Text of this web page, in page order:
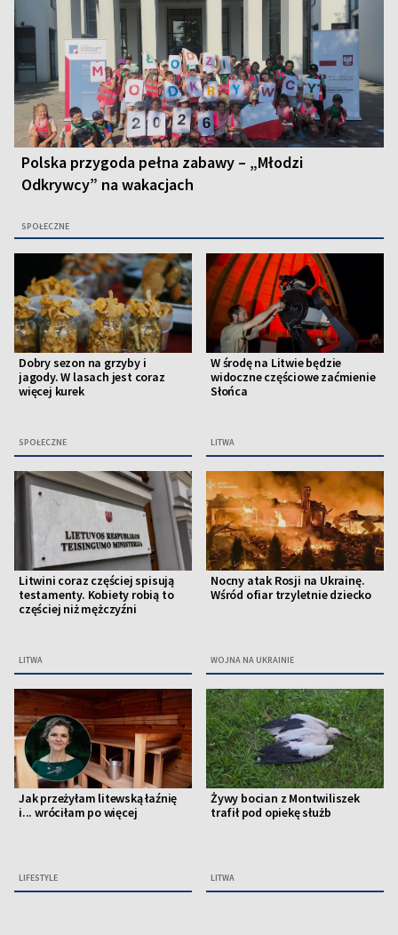
Polska przygoda pełna zabawy – „Młodzi
Odkrywcy” na wakacjach
SPOŁECZNE
Dobry sezon na grzyby i
jagody. W lasach jest coraz
więcej kurek
SPOŁECZNE
W środę na Litwie będzie
widoczne częściowe zaćmienie
Słońca
LITWA
Litwini coraz częściej spisują
testamenty. Kobiety robią to
częściej niż mężczyźni
LITWA
Nocny atak Rosji na Ukrainę.
Wśród ofiar trzyletnie dziecko
WOJNA NA UKRAINIE
Jak przeżyłam litewską łaźnię
i... wróciłam po więcej
LIFESTYLE
Żywy bocian z Montwiliszek
trafił pod opiekę służb
LITWA